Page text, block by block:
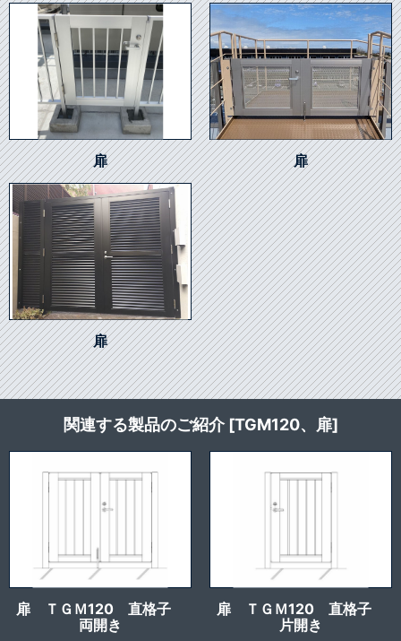
扉 扉
扉
関連する製品のご紹介 [TGM120、扉]
扉 ＴＧＭ120 直格子
両開き
扉 ＴＧＭ120 直格子
片開き